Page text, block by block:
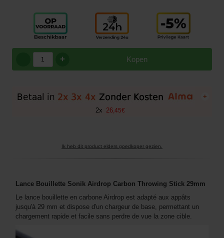
Kopen
+
+
2x 26 45€
Ik heb dit product elders goedkoper gezien.
Lance Bouillette Sonik Airdrop Carbon Throwing Stick 29mm
Le lance bouillette en carbone Airdrop est adapté aux appâts
jusqu'à 29 mm et dispose d'un chargeur de base, permettant un
chargement rapide et facile sans perdre de vue la zone cible.